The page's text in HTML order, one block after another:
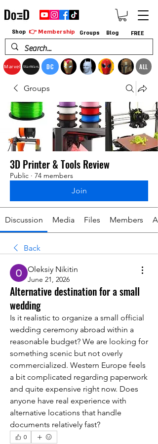
Marvel StarWars DC ALL
Shop 👉 Membership Groups Blog FREE
Groups
3D Printer & Tools Review
Public · 74 members
Join
Discussion Media Files Members
Back
Oleksiy Nikitin
June 21, 2026
Alternative destination for a small
wedding
Is it realistic to organize a small official
wedding ceremony abroad within a
reasonable budget? We are looking for
something scenic but not overly
commercialized. Western Europe feels
a bit complicated regarding paperwork
and quite expensive right now. Does
anyone have real experience with
alternative locations that handle
documents relatively fast?
0